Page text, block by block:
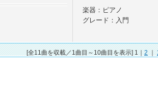
楽器：ピアノ
グレード：入門
[全11曲を収載／1曲目～10曲目を表示] 1｜ 2 ｜